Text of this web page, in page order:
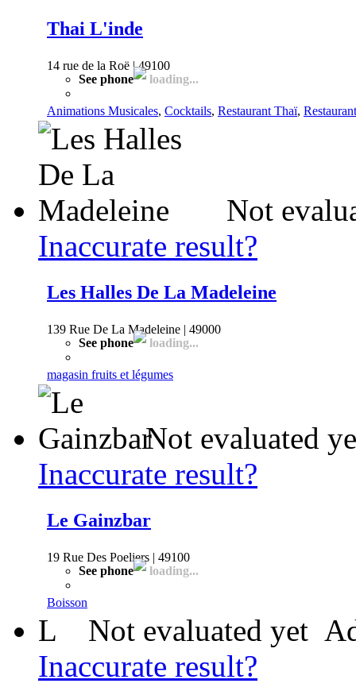
Thai L'inde
14 rue de la Roë | 49100
See phone
loading...
Animations Musicales, Cocktails, Restaurant Thaï,
Not
Inaccurate result?
Les Halles De La Madeleine
139 Rue De La Madeleine | 49000
See phone
loading...
magasin fruits et légumes
Not evaluated
Inaccurate result?
Le Gainzbar
19 Rue Des Poeliers | 49100
See phone
loading...
Boisson
L Not evaluated yet
Inaccurate result?